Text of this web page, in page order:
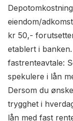
eiendom/
kr 50,-
etablert i
fastrenteavtale:
spekulere i lån
Dersom du
trygghet i
lån med fast